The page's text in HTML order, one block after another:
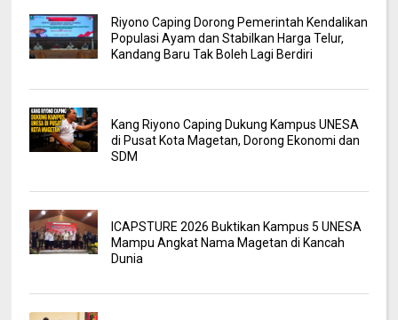
Riyono Caping Dorong Pemerintah Kendalikan
Populasi Ayam dan Stabilkan Harga Telur,
Kandang Baru Tak Boleh Lagi Berdiri
Kang Riyono Caping Dukung Kampus UNESA
di Pusat Kota Magetan, Dorong Ekonomi dan
SDM
ICAPSTURE 2026 Buktikan Kampus 5 UNESA
Mampu Angkat Nama Magetan di Kancah
Dunia